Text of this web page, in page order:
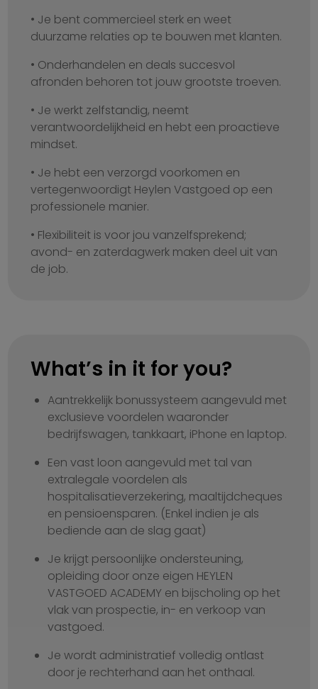
• Je bent commercieel sterk en weet
duurzame relaties op te bouwen met klanten.
• Onderhandelen en deals succesvol
afronden behoren tot jouw grootste troeven.
• Je werkt zelfstandig, neemt
verantwoordelijkheid en hebt een proactieve
mindset.
• Je hebt een verzorgd voorkomen en
vertegenwoordigt Heylen Vastgoed op een
professionele manier.
• Flexibiliteit is voor jou vanzelfsprekend;
avond- en zaterdagwerk maken deel uit van
de job.
What’s in it for you?
Aantrekkelijk bonussysteem aangevuld met
exclusieve voordelen waaronder
bedrijfswagen, tankkaart, iPhone en laptop.
Een vast loon aangevuld met tal van
extralegale voordelen als
hospitalisatieverzekering, maaltijdcheques
en pensioensparen. (Enkel indien je als
bediende aan de slag gaat)
Je krijgt persoonlijke ondersteuning,
opleiding door onze eigen HEYLEN
VASTGOED ACADEMY en bijscholing op het
vlak van prospectie, in- en verkoop van
vastgoed.
Je wordt administratief volledig ontlast
door je rechterhand aan het onthaal.